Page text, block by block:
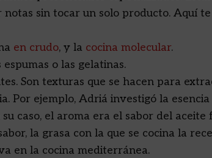
sin tocar un solo producto. Aquí
en crudo, y la cocina molecular.
espumas o las gelatinas.
Son texturas que se hacen para
Por ejemplo, Adriá investigó la
caso, el aroma era el sabor del aceite
la grasa con la que se cocina la
en la cocina mediterránea.